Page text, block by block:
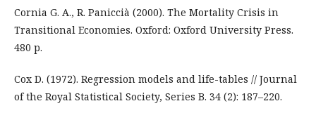
Cornia G. A., R. Paniccià (2000). The Mortality Crisis in
Transitional Economies. Oxford: Oxford University Press.
480 p.
Cox D. (1972). Regression models and life-tables // Journal
of the Royal Statistical Society, Series B. 34 (2): 187–220.